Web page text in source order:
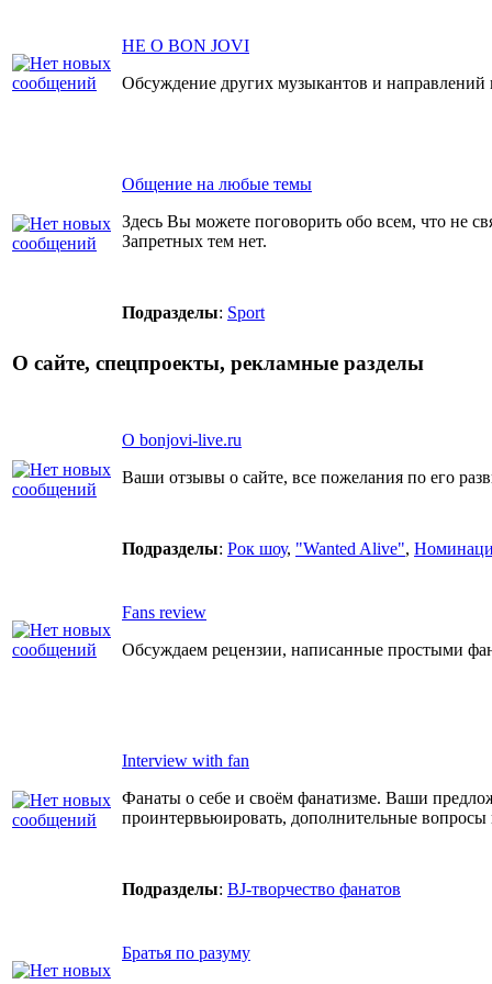
НЕ О BON JOVI
Обсуждение других музыкантов и направлений
Общение на любые темы
Здесь Вы можете поговорить обо всем, что не
Запретных тем нет.
Подразделы: Sport
О сайте, спецпроекты, рекламные разделы
О bonjovi-live.ru
Ваши отзывы о сайте, все пожелания по его
Подразделы: Рок шоу, "Wanted Alive",
Fans review
Обсуждаем рецензии, написанные простыми
Interview with fan
Фанаты о себе и своём фанатизме. Ваши
проинтервьюировать, дополнительные
Подразделы: BJ-творчество фанатов
Братья по разуму